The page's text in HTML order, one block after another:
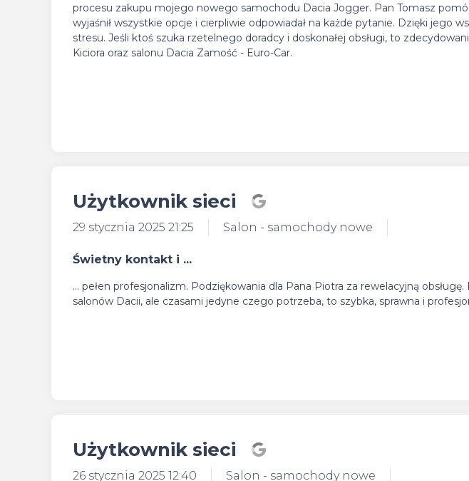
procesu zakupu mojego nowego samochodu Dacia Jogger. Pan Tomasz
wyjaśnił wszystkie opcje i cierpliwie odpowiadał na każde pytanie. Dzięki jego
stresu. Jeśli ktoś szuka rzetelnego doradcy i doskonałej obsługi, to
Kiciora oraz salonu Dacia Zamość - Euro-Car.
Użytkownik sieci
29 stycznia 2025 21:25 Salon - samochody nowe
Świetny kontakt i ...
... pełen profesjonalizm. Podziękowania dla Pana Piotra za rewelacyjną
salonów Dacii, ale czasami jedyne czego potrzeba, to szybka, sprawna i
Użytkownik sieci
26 stycznia 2025 12:40 Salon - samochody nowe